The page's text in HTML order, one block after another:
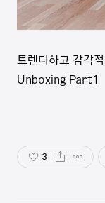
트렌디하고 감각
Unboxing Part1
3